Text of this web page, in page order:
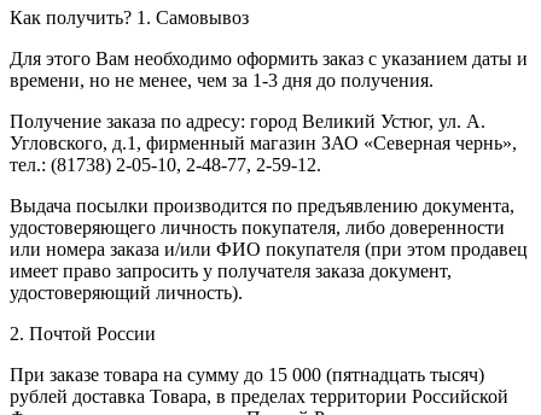
Как получить? 1. Самовывоз
Для этого Вам необходимо оформить заказ с указанием даты и
времени, но не менее, чем за 1-3 дня до получения.
Получение заказа по адресу: город Великий Устюг, ул. А.
Угловского, д.1, фирменный магазин ЗАО «Северная чернь»,
тел.: (81738) 2-05-10, 2-48-77, 2-59-12.
Выдача посылки производится по предъявлению документа,
удостоверяющего личность покупателя, либо доверенности
или номера заказа и/или ФИО покупателя (при этом продавец
имеет право запросить у получателя заказа документ,
удостоверяющий личность).
2. Почтой России
При заказе товара на сумму до 15 000 (пятнадцать тысяч)
рублей доставка Товара, в пределах территории Российской